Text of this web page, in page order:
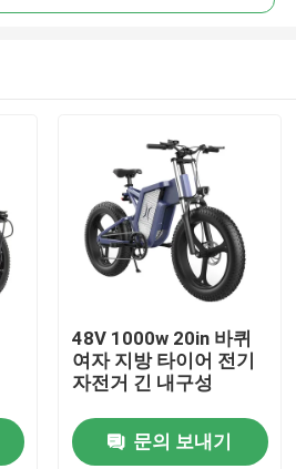
48V 1000w 20in 바퀴
여자 지방 타이어 전기
자전거 긴 내구성
문의 보내기